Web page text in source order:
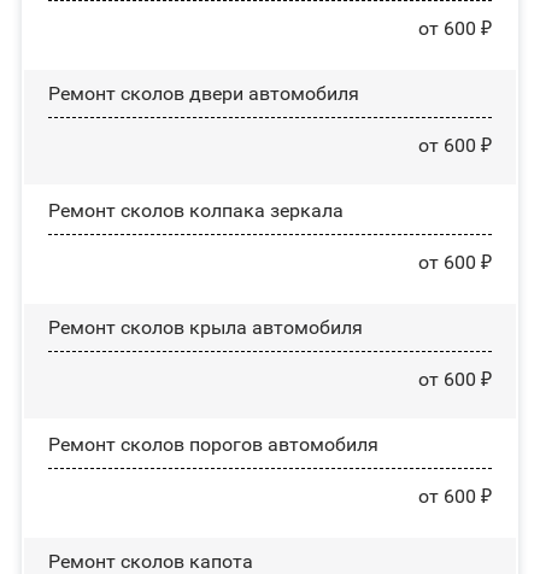
от 600 ₽
Ремонт сколов двери автомобиля
от 600 ₽
Ремонт сколов колпака зеркала
от 600 ₽
Ремонт сколов крыла автомобиля
от 600 ₽
Ремонт сколов порогов автомобиля
от 600 ₽
Ремонт сколов капота